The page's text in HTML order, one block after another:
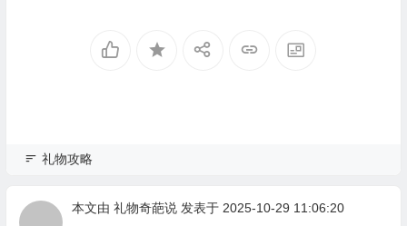
礼物攻略
本文由 礼物奇葩说发表于 2025-10-29 11:06:20